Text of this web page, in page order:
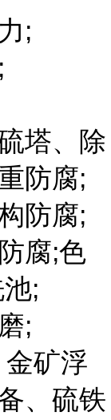
;
塔、除
防腐;
防腐;
腐;色
;
;
矿浮
、硫铁